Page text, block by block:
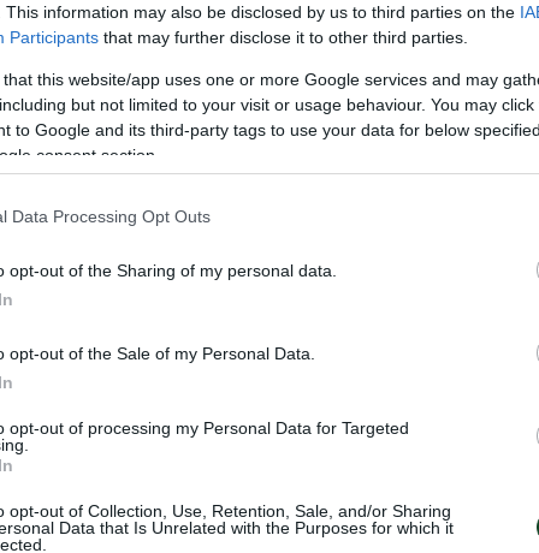
This information may also be disclosed by us to third parties on the
Participants that may further disclose it to other third parties.
that this website/app uses one or more Google services and may
but not limited to your visit or usage behaviour. You may
to Google and its third-party tags to use your data for below
consent section.
Data Processing Opt Outs
opt-out of the Sharing of my personal data.
opt-out of the Sale of my Personal Data.
opt-out of processing my Personal Data for Targeted
opt-out of Collection, Use, Retention, Sale, and/or Sharing
Data that Is Unrelated with the Purposes for which it
της τελευταίας περιόδου ο Αθηναϊκός ξεκίνησε
και το 36ολεπτό, όταν δόθηκε 5οφάουλ στη
με τη διαφορά να φτάνει στο +8 (89-81) υπέρ των
το σημείο αυτό και μετά ο Παναθηναϊκός δε
το τελικό 98-85.
Αργυρούδης-Καλογερόπουλος
(Καλτσίδου): Σταμάτη 4(1), Μαρίνη 2,
Παγκαλος, Τζόουνς 17(2), Χολμς 25(1), Σέπαρντ
Αλεξαδρή 10, Ντίξον 16, Τζόουνς 24(1),